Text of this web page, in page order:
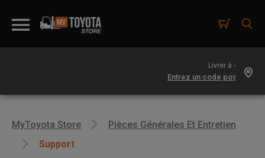
Livrer à -
MyToyota Store
Pièces Générales Et Entretien
Support